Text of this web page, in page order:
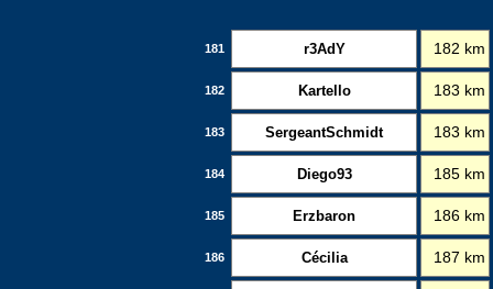
181 r3AdY 182 km
182 Kartello 183 km
183 SergeantSchmidt 183 km
184 Diego93 185 km
185 Erzbaron 186 km
186 Cécilia 187 km